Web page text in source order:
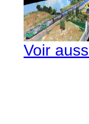
Voir